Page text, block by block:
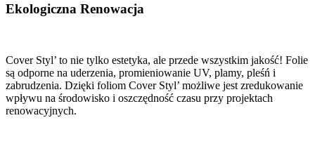
Ekologiczna Renowacja
Cover Styl’ to nie tylko estetyka, ale przede wszystkim jakość! Folie
są odporne na uderzenia, promieniowanie UV, plamy, pleśń i
zabrudzenia. Dzięki foliom Cover Styl’ możliwe jest zredukowanie
wpływu na środowisko i oszczędność czasu przy projektach
renowacyjnych.